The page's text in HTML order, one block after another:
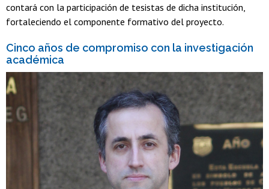
contará con la participación de tesistas de dicha institución,
fortaleciendo el componente formativo del proyecto.
Cinco años de compromiso con la investigación
académica